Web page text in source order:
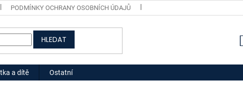
PODMÍNKY OCHRANY OSOBNÍCH ÚDAJŮ
HLEDAT
a dítě Ostatní